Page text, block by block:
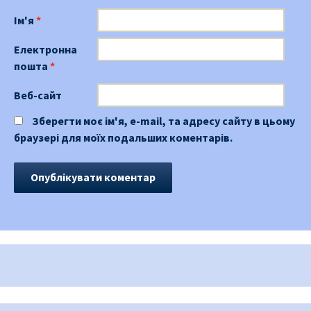
Ім'я *
Електронна
пошта *
Веб-сайт
Зберегти моє ім'я, e-mail, та адресу сайту в цьому
браузері для моїх подальших коментарів.